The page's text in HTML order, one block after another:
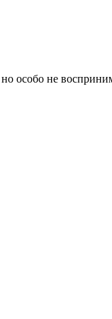
особо не